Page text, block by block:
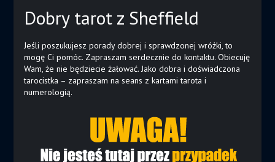
Dobry tarot z Sheffield
Jeśli poszukujesz porady dobrej i sprawdzonej wróżki, to
mogę Ci pomóc. Zapraszam serdecznie do kontaktu. Obiecuję
Wam, że nie będziecie żałować. Jako dobra i doświadczona
tarocistka – zapraszam na seans z kartami tarota i
numerologią.